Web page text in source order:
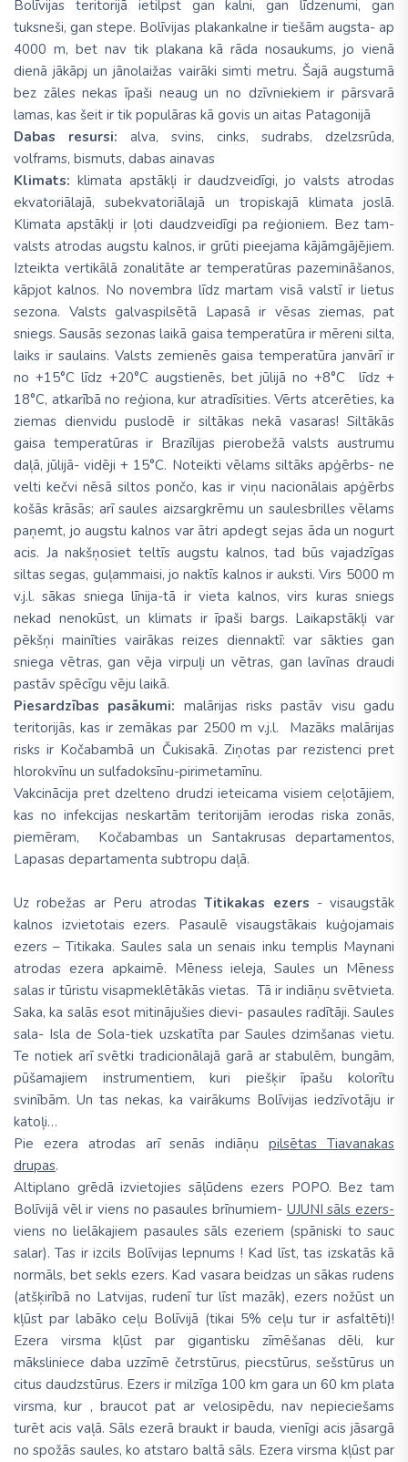
Bolīvijas teritorijā ietilpst gan kalni, gan līdzenumi, gan
tuksneši, gan stepe. Bolīvijas plakankalne ir tiešām augsta- ap
4000 m, bet nav tik plakana kā rāda nosaukums, jo vienā
dienā jākāpj un jānolaižas vairāki simti metru. Šajā augstumā
bez zāles nekas īpaši neaug un no dzīvniekiem ir pārsvarā
lamas, kas šeit ir tik populāras kā govis un aitas Patagonijā
Dabas resursi: alva, svins, cinks, sudrabs, dzelzsrūda,
volframs, bismuts, dabas ainavas
Klimats: klimata apstākļi ir daudzveidīgi, jo valsts atrodas
ekvatoriālajā, subekvatoriālajā un tropiskajā klimata joslā.
Klimata apstākļi ir ļoti daudzveidīgi pa reģioniem. Bez tam-
valsts atrodas augstu kalnos, ir grūti pieejama kājāmgājējiem.
Izteikta vertikālā zonalitāte ar temperatūras pazemināšanos,
kāpjot kalnos. No novembra līdz martam visā valstī ir lietus
sezona. Valsts galvaspilsētā Lapasā ir vēsas ziemas, pat
sniegs. Sausās sezonas laikā gaisa temperatūra ir mēreni silta,
laiks ir saulains. Valsts zemienēs gaisa temperatūra janvārī ir
no +15°C līdz +20°C augstienēs, bet jūlijā no +8°C līdz +
18°C, atkarībā no reģiona, kur atradīsities. Vērts atcerēties, ka
ziemas dienvidu puslodē ir siltākas nekā vasaras! Siltākās
gaisa temperatūras ir Brazīlijas pierobežā valsts austrumu
daļā, jūlijā- vidēji + 15°C. Noteikti vēlams siltāks apģērbs- ne
velti kečvi nēsā siltos pončo, kas ir viņu nacionālais apģērbs
košās krāsās; arī saules aizsargkrēmu un saulesbrilles vēlams
paņemt, jo augstu kalnos var ātri apdegt sejas āda un nogurt
acis. Ja nakšņosiet teltīs augstu kalnos, tad būs vajadzīgas
siltas segas, guļammaisi, jo naktīs kalnos ir auksti. Virs 5000 m
v.j.l. sākas sniega līnija-tā ir vieta kalnos, virs kuras sniegs
nekad nenokūst, un klimats ir īpaši bargs. Laikapstākļi var
pēkšņi mainīties vairākas reizes diennaktī: var sākties gan
sniega vētras, gan vēja virpuļi un vētras, gan lavīnas draudi
pastāv spēcīgu vēju laikā.
Piesardzības pasākumi: malārijas risks pastāv visu gadu
teritorijās, kas ir zemākas par 2500 m v.j.l. Mazāks malārijas
risks ir Kočabambā un Čukisakā. Ziņotas par rezistenci pret
hlorokvīnu un sulfadoksīnu-pirimetamīnu.
Vakcinācija pret dzelteno drudzi ieteicama visiem ceļotājiem,
kas no infekcijas neskartām teritorijām ierodas riska zonās,
piemēram, Kočabambas un Santakrusas departamentos,
Lapasas departamenta subtropu daļā.
Uz robežas ar Peru atrodasTitikakas ezers - visaugstāk
kalnos izvietotais ezers. Pasaulē visaugstākais kuģojamais
ezers – Titikaka. Saules sala un senais inku templis Maynani
atrodas ezera apkaimē. Mēness ieleja, Saules un Mēness
salas ir tūristu visapmeklētākās vietas. Tā ir indiāņu svētvieta.
Saka, ka salās esot mitinājušies dievi- pasaules radītāji. Saules
sala- Isla de Sola-tiek uzskatīta par Saules dzimšanas vietu.
Te notiek arī svētki tradicionālajā garā ar stabulēm, bungām,
pūšamajiem instrumentiem, kuri piešķir īpašu kolorītu
svinībām. Un tas nekas, ka vairākums Bolīvijas iedzīvotāju ir
katoļi…
Pie ezera atrodas arī senās indiāņupilsētas Tiavanakas
drupas.
Altiplano grēdā izvietojies sāļūdens ezers POPO. Bez tam
Bolīvijā vēl ir viens no pasaules brīnumiem- UJUNI sāls ezers-
viens no lielākajiem pasaules sāls ezeriem (spāniski to sauc
salar). Tas ir izcils Bolīvijas lepnums ! Kad līst, tas izskatās kā
normāls, bet sekls ezers. Kad vasara beidzas un sākas rudens
(atšķirībā no Latvijas, rudenī tur līst mazāk), ezers nožūst un
kļūst par labāko ceļu Bolīvijā (tikai 5% ceļu tur ir asfaltēti)!
Ezera virsma kļūst par gigantisku zīmēšanas dēli, kur
māksliniece daba uzzīmē četrstūrus, piecstūrus, sešstūrus un
citus daudzstūrus. Ezers ir milzīga 100 km gara un 60 km plata
virsma, kur , braucot pat ar velosipēdu, nav nepieciešams
turēt acis vaļā. Sāls ezerā braukt ir bauda, vienīgi acis jāsargā
no spožās saules, ko atstaro baltā sāls. Ezera virsma kļūst par